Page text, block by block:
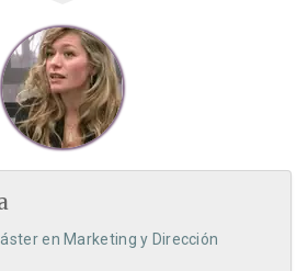
en Marketing y Dirección